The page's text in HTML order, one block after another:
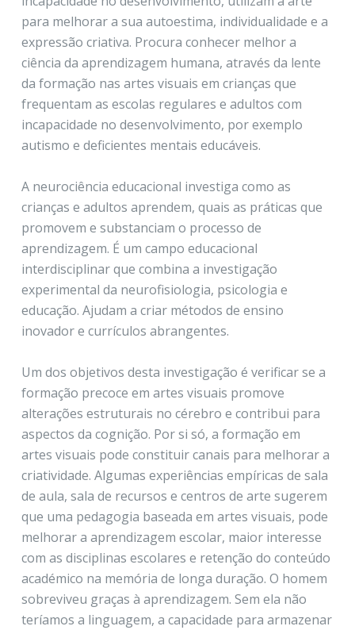
para melhorar a sua autoestima, individualidade e a
expressão criativa. Procura conhecer melhor a
ciência da aprendizagem humana, através da lente
da formação nas artes visuais em crianças que
frequentam as escolas regulares e adultos com
incapacidade no desenvolvimento, por exemplo
autismo e deficientes mentais educáveis.
A neurociência educacional investiga como as
crianças e adultos aprendem, quais as práticas que
promovem e substanciam o processo de
aprendizagem. É um campo educacional
interdisciplinar que combina a investigação
experimental da neurofisiologia, psicologia e
educação. Ajudam a criar métodos de ensino
inovador e currículos abrangentes.
Um dos objetivos desta investigação é verificar se a
formação precoce em artes visuais promove
alterações estruturais no cérebro e contribui para
aspectos da cognição. Por si só, a formação em
artes visuais pode constituir canais para melhorar a
criatividade. Algumas experiências empíricas de sala
de aula, sala de recursos e centros de arte sugerem
que uma pedagogia baseada em artes visuais, pode
melhorar a aprendizagem escolar, maior interesse
com as disciplinas escolares e retenção do conteúdo
académico na memória de longa duração. O homem
sobreviveu graças à aprendizagem. Sem ela não
teríamos a linguagem, a capacidade para armazenar